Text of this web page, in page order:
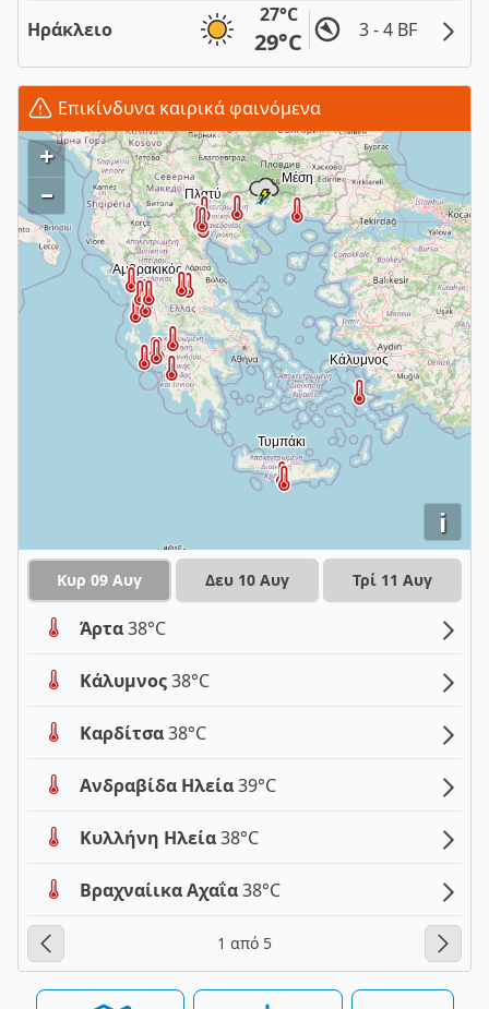
Ηράκλειο
27°C
29°C 3 - 4 BF
Επικίνδυνα καιρικά φαινόμενα
i
+
–
Κυρ 09 Αυγ Δευ 10 Αυγ Τρί 11 Αυγ
Άρτα38°C
Κάλυμνος38°C
Καρδίτσα38°C
Ανδραβίδα Ηλεία39°C
Κυλλήνη Ηλεία38°C
Βραχναίικα Αχαΐα38°C
1 από 5